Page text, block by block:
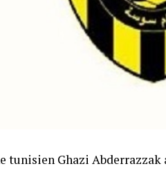
tunisien Ghazi